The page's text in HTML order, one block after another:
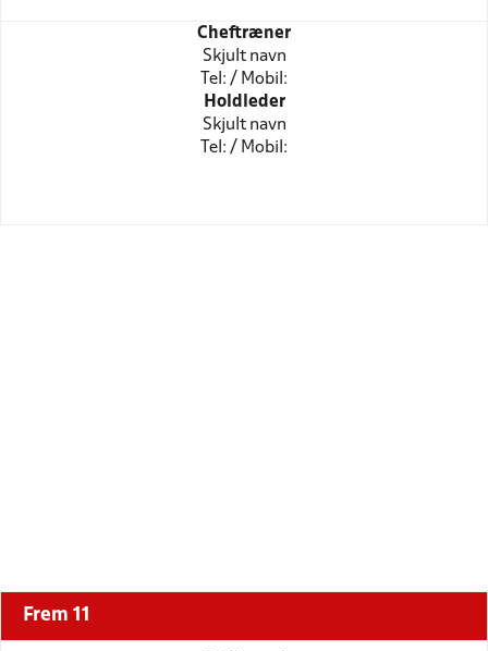
Cheftræner
Skjult navn
Tel: / Mobil:
Holdleder
Skjult navn
Tel: / Mobil:
Frem 11